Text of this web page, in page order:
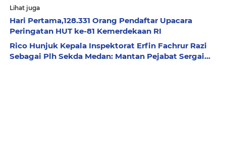
Lihat juga
Hari Pertama,128.331 Orang Pendaftar Upacara
Peringatan HUT ke-81 Kemerdekaan RI
Rico Hunjuk Kepala Inspektorat Erfin Fachrur Razi
Sebagai Plh Sekda Medan: Mantan Pejabat Sergai...